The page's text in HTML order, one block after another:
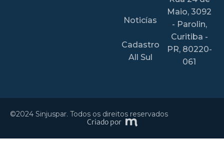
Noticías
Cadastro
All Sul
Maio, 3092
- Parolin,
Curitiba -
PR, 80220-
061
©2024 Sinjuspar. Todos os direitos reservados
Criado por